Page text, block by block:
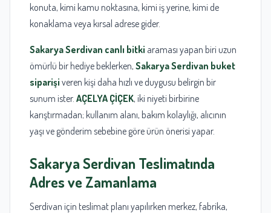
konuta, kimi kamu noktasına, kimi iş yerine, kimi de
konaklama veya kırsal adrese gider.
Sakarya Serdivan canlı bitki araması yapan biri uzun
ömürlü bir hediye beklerken, Sakarya Serdivan buket
siparişi veren kişi daha hızlı ve duygusu belirgin bir
sunum ister. AÇELYA ÇİÇEK, iki niyeti birbirine
karıştırmadan; kullanım alanı, bakım kolaylığı, alıcının
yaşı ve gönderim sebebine göre ürün önerisi yapar.
SakaryaSerdivan Teslimatında
Adres ve Zamanlama
Serdivan için teslimat planı yapılırken merkez, fabrika,